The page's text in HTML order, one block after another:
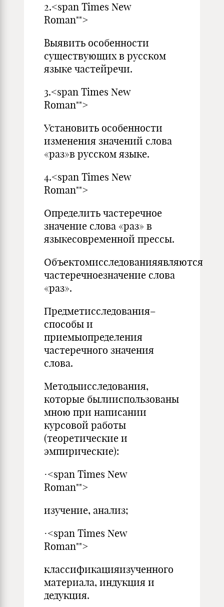
2.<span Times New
Roman"">
Выявить особенности
существующих в русском
языке частейречи.
3.<span Times New
Roman"">
Установить особенности
изменения значений слова
«раз»в русском языке.
4.<span Times New
Roman"">
Определить частеречное
значение слова «раз» в
языкесовременной прессы.
Объектомисследованияявляются
частеречноезначение слова
«раз».
Предметисследования–
способы и
приемыопределения
частеречного значения
слова.
Методыисследования,
которые былииспользованы
мною при написании
курсовой работы
(теоретические и
эмпирические):
·<span Times New
Roman"">
изучение, анализ;
·<span Times New
Roman"">
классификацияизученного
материала, индукция и
дедукция.